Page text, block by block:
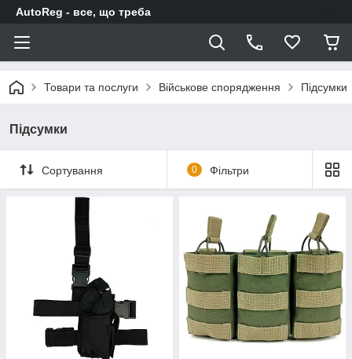
AutoReg - все, що треба
Товари та послуги Військове спорядження Підсумки
Підсумки
Сортування 0 Фільтри